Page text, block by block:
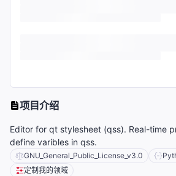
项目介绍
Editor for qt stylesheet (qss). Real-time
define varibles in qss.
GNU_General_Public_License_v3.0
定制我的领域